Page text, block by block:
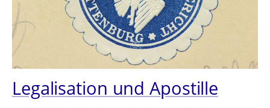
Legalisation und Apostille